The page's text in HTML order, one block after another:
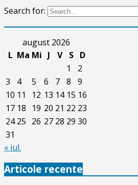
Search for:
august 2026
L Ma Mi J V S
D
1
2
3
4 5 6 7 8
9
10 11 12 13 14 15 16
17 18 19 20 21 22 23
24 25 26 27 28 29 30
31
« iul.
Articole recente